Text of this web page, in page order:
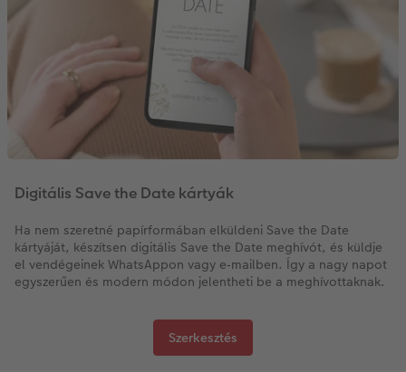
Digitális Save the Date kártyák
Ha nem szeretné papírformában elküldeni Save the Date
kártyáját, készítsen digitális Save the Date meghívót, és küldje
el vendégeinek WhatsAppon vagy e‑mailben. Így a nagy napot
egyszerűen és modern módon jelentheti be a meghívottaknak.
Szerkesztés